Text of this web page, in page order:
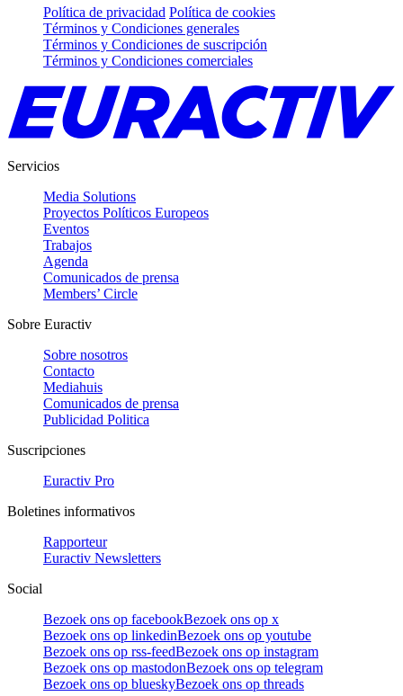
Política de privacidad Política de cookies
Términos y Condiciones generales
Términos y Condiciones de suscripción
Términos y Condiciones comerciales
Servicios
Media Solutions
Proyectos Políticos Europeos
Eventos
Trabajos
Agenda
Comunicados de prensa
Members’ Circle
Sobre Euractiv
Sobre nosotros
Contacto
Mediahuis
Comunicados de prensa
Publicidad Politica
Suscripciones
Euractiv Pro
Boletines informativos
Rapporteur
Euractiv Newsletters
Social
Bezoek ons op facebookBezoek ons op x
Bezoek ons op linkedinBezoek ons op youtube
Bezoek ons op rss-feedBezoek ons op instagram
Bezoek ons op mastodonBezoek ons op telegram
Bezoek ons op blueskyBezoek ons op threads